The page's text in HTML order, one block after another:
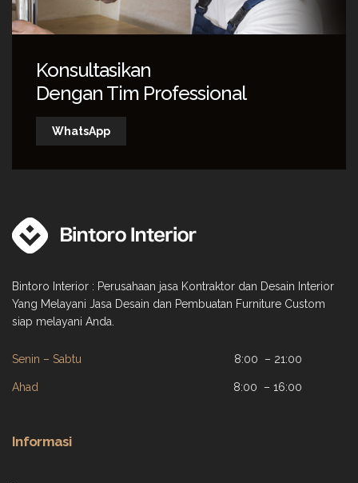
Konsultasikan
Dengan Tim Professional
WhatsApp
Bintoro Interior : Perusahaan jasa Kontraktor dan Desain Interior
Yang Melayani Jasa Desain dan Pembuatan Furniture Custom
siap melayani Anda.
Senin – Sabtu 8:00 – 21:00
Ahad 8:00 – 16:00
Informasi